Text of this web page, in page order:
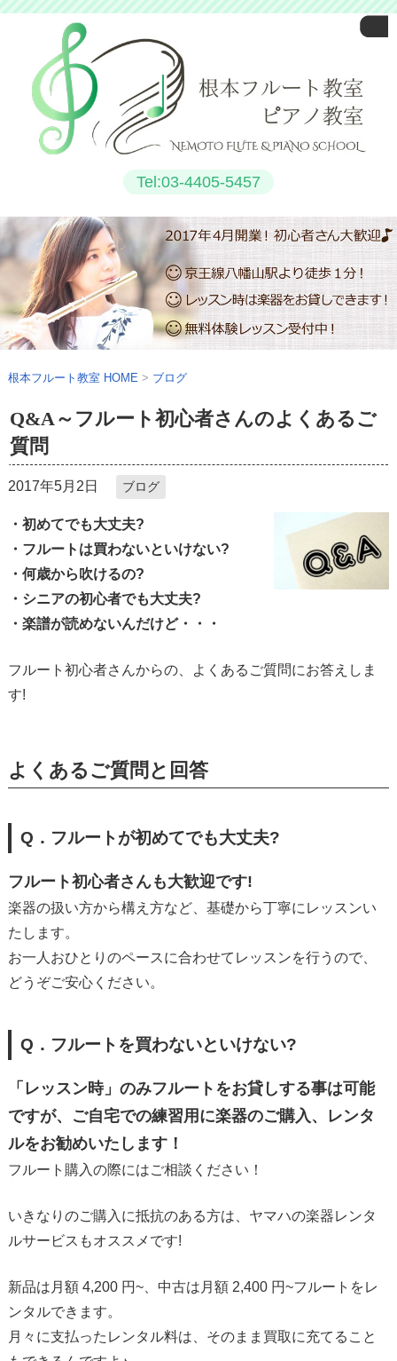
Tel:03-4405-5457
根本フルート教室 HOME ブログ
Q&A～フルート初心者さんのよくあるご
質問
2017年5月2日 ブログ
・初めてでも大丈夫?
・フルートは買わないといけない?
・何歳から吹けるの?
・シニアの初心者でも大丈夫?
・楽譜が読めないんだけど・・・
フルート初心者さんからの、よくあるご質問にお答えしま
す!
よくあるご質問と回答
Q．フルートが初めてでも大丈夫?
フルート初心者さんも大歓迎です!
楽器の扱い方から構え方など、基礎から丁寧にレッスンい
たします。
お一人おひとりのペースに合わせてレッスンを行うので、
どうぞご安心ください。
Q．フルートを買わないといけない?
「レッスン時」のみフルートをお貸しする事は可能
ですが、ご自宅での練習用に楽器のご購入、レンタ
ルをお勧めいたします！
フルート購入の際にはご相談ください！
いきなりのご購入に抵抗のある方は、ヤマハの楽器レンタ
ルサービスもオススメです!
新品は月額 4,200 円~、中古は月額 2,400 円~フルートをレ
ンタルできます。
月々に支払ったレンタル料は、そのまま買取に充てること